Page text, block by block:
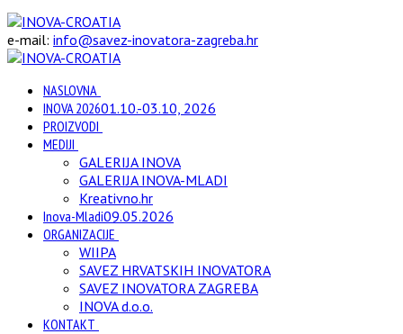
e-mail: info@savez-inovatora-zagreba.hr
NASLOVNA
INOVA 202601.10.-03.10, 2026
PROIZVODI
MEDIJI
GALERIJA INOVA
GALERIJA INOVA-MLADI
Kreativno.hr
Inova-Mladi09.05.2026
ORGANIZACIJE
WIIPA
SAVEZ HRVATSKIH INOVATORA
SAVEZ INOVATORA ZAGREBA
INOVA d.o.o.
KONTAKT